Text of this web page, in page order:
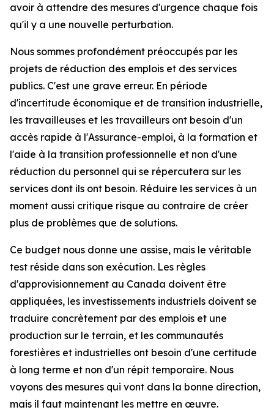
avoir à attendre des mesures d'urgence chaque fois
qu'il y a une nouvelle perturbation.
Nous sommes profondément préoccupés par les
projets de réduction des emplois et des services
publics. C'est une grave erreur. En période
d'incertitude économique et de transition industrielle,
les travailleuses et les travailleurs ont besoin d'un
accès rapide à l'Assurance-emploi, à la formation et
l'aide à la transition professionnelle et non d'une
réduction du personnel qui se répercutera sur les
services dont ils ont besoin. Réduire les services à un
moment aussi critique risque au contraire de créer
plus de problèmes que de solutions.
Ce budget nous donne une assise, mais le véritable
test réside dans son exécution. Les règles
d'approvisionnement au Canada doivent être
appliquées, les investissements industriels doivent se
traduire concrètement par des emplois et une
production sur le terrain, et les communautés
forestières et industrielles ont besoin d'une certitude
à long terme et non d'un répit temporaire. Nous
voyons des mesures qui vont dans la bonne direction,
mais il faut maintenant les mettre en œuvre.